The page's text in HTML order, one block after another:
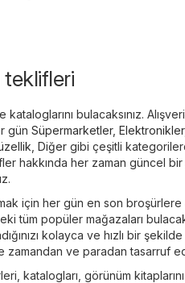
teklifleri
bulacaksınız.
gün Süpermarketler, Elektronikler,
Diğer gibi çeşitli
hakkında her zaman güncel
için her gün en son broşürlere
tüm popüler mağazaları
kolayca ve hızlı bir şekilde
ve paradan tasarruf
katalogları, görünüm